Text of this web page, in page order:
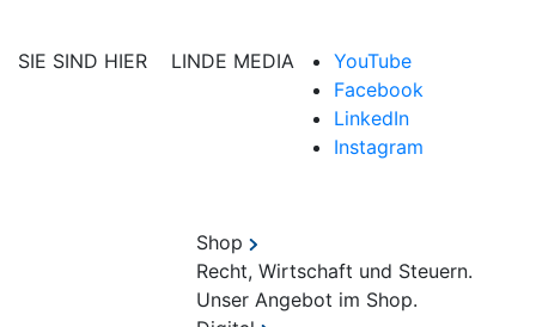
SIE SIND HIER LINDE MEDIA
YouTube
Facebook
LinkedIn
Instagram
Shop
Recht, Wirtschaft und Steuern.
Unser Angebot im Shop.